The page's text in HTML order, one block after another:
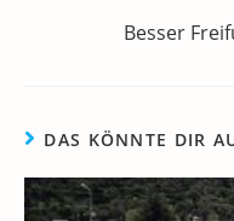
Besser
DAS KÖNNTE DIR